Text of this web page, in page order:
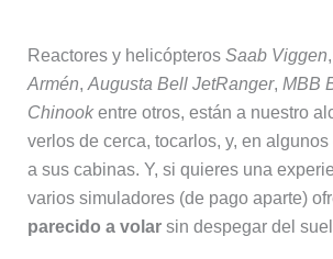
Reactores y helicópteros Saab Viggen,
Armén, Augusta Bell JetRanger, MBB
Chinookentre otros, están a nuestro
verlos de cerca, tocarlos, y, en
a sus cabinas. Y, si quieres una
varios simuladores (de pago aparte)
parecido a volarsin despegar del